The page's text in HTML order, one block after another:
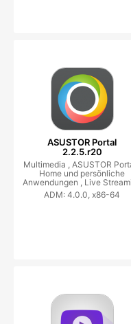
ASUSTOR Portal
2.2.5.r20
Multimedia , ASUSTOR
Home und persönliche
Anwendungen , Live
ADM: 4.0.0, x86-64